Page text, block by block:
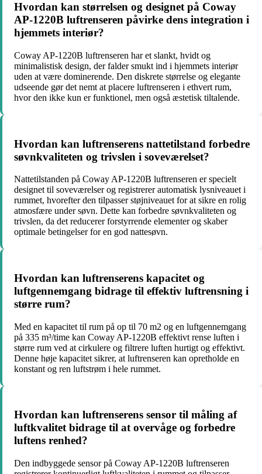
Hvordan kan størrelsen og designet på Coway
AP-1220B luftrenseren påvirke dens integration i
hjemmets interiør?
Coway AP-1220B luftrenseren har et slankt, hvidt og
minimalistisk design, der falder smukt ind i hjemmets interiør
uden at være dominerende. Den diskrete størrelse og elegante
udseende gør det nemt at placere luftrenseren i ethvert rum,
hvor den ikke kun er funktionel, men også æstetisk tiltalende.
Hvordan kan luftrenserens nattetilstand forbedre
søvnkvaliteten og trivslen i soveværelset?
Nattetilstanden på Coway AP-1220B luftrenseren er specielt
designet til soveværelser og registrerer automatisk lysniveauet i
rummet, hvorefter den tilpasser støjniveauet for at sikre en rolig
atmosfære under søvn. Dette kan forbedre søvnkvaliteten og
trivslen, da det reducerer forstyrrende elementer og skaber
optimale betingelser for en god nattesøvn.
Hvordan kan luftrenserens kapacitet og
luftgennemgang bidrage til effektiv luftrensning i
større rum?
Med en kapacitet til rum på op til 70 m2 og en luftgennemgang
på 335 m³/time kan Coway AP-1220B effektivt rense luften i
større rum ved at cirkulere og filtrere luften hurtigt og effektivt.
Denne høje kapacitet sikrer, at luftrenseren kan opretholde en
konstant og ren luftstrøm i hele rummet.
Hvordan kan luftrenserens sensor til måling af
luftkvalitet bidrage til at overvåge og forbedre
luftens renhed?
Den indbyggede sensor på Coway AP-1220B luftrenseren